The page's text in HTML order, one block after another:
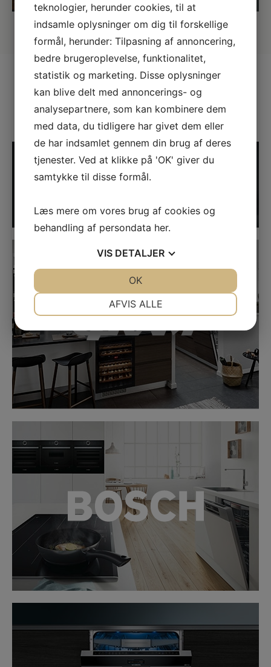
Vi har alle de kendte kvalitetsbrands
LINK
LINK
teknologier, herunder cookies, til at
indsamle oplysninger om dig til forskellige
formål, herunder: Tilpasning af annoncering,
bedre brugeroplevelse, funktionalitet,
statistik og marketing. Disse oplysninger
kan blive delt med annoncerings- og
analysepartnere, som kan kombinere dem
med data, du tidligere har givet dem eller
de har indsamlet gennem din brug af deres
tjenester. Ved at klikke på 'OK' giver du
samtykke til disse formål.
Læs mere om vores brug af cookies og
behandling af persondata her.
VIS DETALJER
MARKETING STATISTIK
AFVIS ALLE
OK